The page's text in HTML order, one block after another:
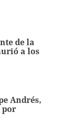
de la
a los
Andrés,
por